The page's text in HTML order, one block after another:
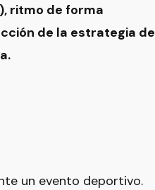
), ritmo de forma
de la estrategia de
un evento deportivo.